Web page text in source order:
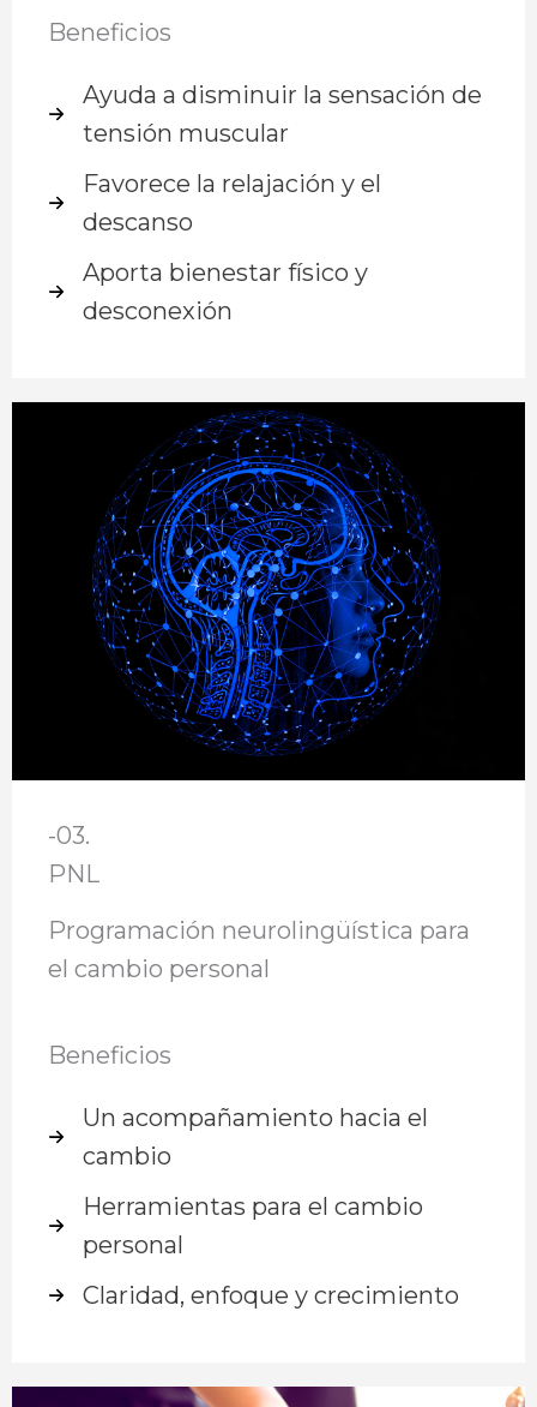
Beneficios
Ayuda a disminuir la sensación de
tensión muscular
Favorece la relajación y el
descanso
Aporta bienestar físico y
desconexión
-03.
PNL
Programación neurolingüística para
el cambio personal
Beneficios
Un acompañamiento hacia el
cambio
Herramientas para el cambio
personal
Claridad, enfoque y crecimiento